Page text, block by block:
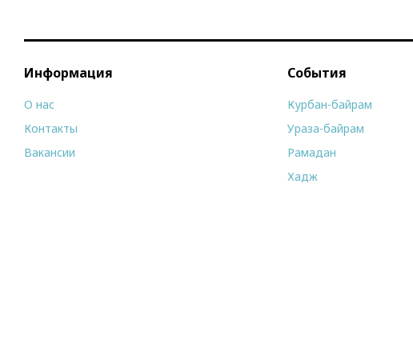
Информация
О нас
Контакты
Вакансии
События
Курбан-байрам
Ураза-байрам
Рамадан
Хадж